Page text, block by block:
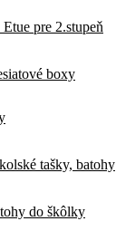
pre 2.stupeň
boxy
tašky, batohy
do škôlky